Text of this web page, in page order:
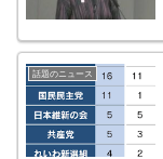
話題のニュース